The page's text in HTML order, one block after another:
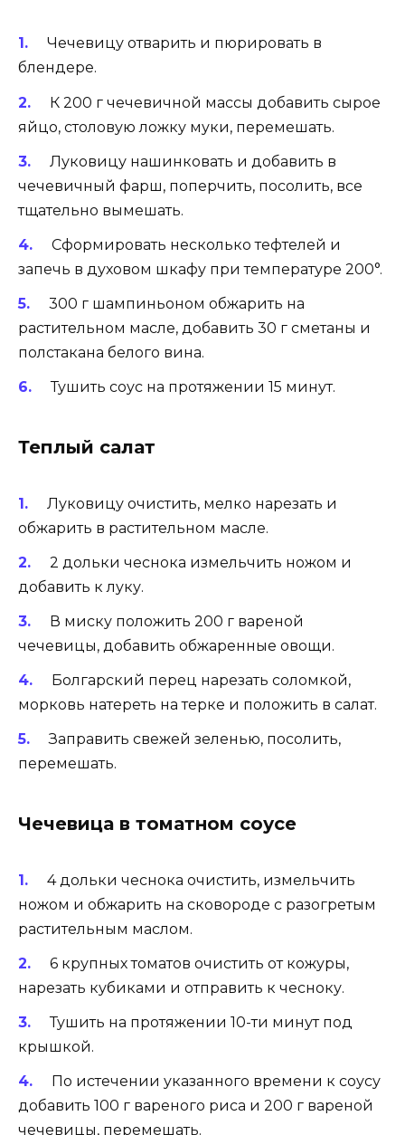
Чечевицу отварить и пюрировать в
блендере.
К 200 г чечевичной массы добавить сырое
яйцо, столовую ложку муки, перемешать.
Луковицу нашинковать и добавить в
чечевичный фарш, поперчить, посолить, все
тщательно вымешать.
Сформировать несколько тефтелей и
запечь в духовом шкафу при температуре 200°.
300 г шампиньоном обжарить на
растительном масле, добавить 30 г сметаны и
полстакана белого вина.
Тушить соус на протяжении 15 минут.
Теплый салат
Луковицу очистить, мелко нарезать и
обжарить в растительном масле.
2 дольки чеснока измельчить ножом и
добавить к луку.
В миску положить 200 г вареной
чечевицы, добавить обжаренные овощи.
Болгарский перец нарезать соломкой,
морковь натереть на терке и положить в салат.
Заправить свежей зеленью, посолить,
перемешать.
Чечевица в томатном соусе
4 дольки чеснока очистить, измельчить
ножом и обжарить на сковороде с разогретым
растительным маслом.
6 крупных томатов очистить от кожуры,
нарезать кубиками и отправить к чесноку.
Тушить на протяжении 10-ти минут под
крышкой.
По истечении указанного времени к соусу
добавить 100 г вареного риса и 200 г вареной
чечевицы, перемешать.